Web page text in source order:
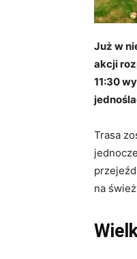
Już w
akcji
11:30
Trasa
na